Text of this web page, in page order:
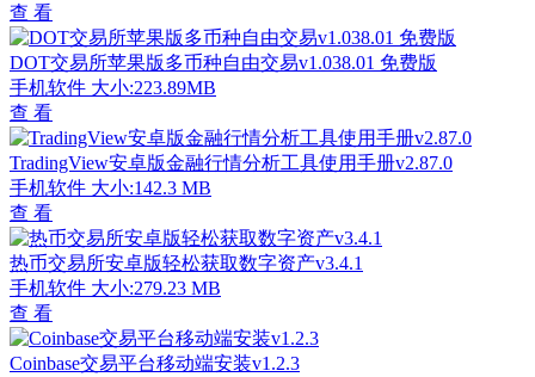
查 看
DOT交易所苹果版多币种自由交易v1.038.01 免费版
手机软件 大小:223.89MB
查 看
TradingView安卓版金融行情分析工具使用手册v2.87.0
手机软件 大小:142.3 MB
查 看
热币交易所安卓版轻松获取数字资产v3.4.1
手机软件 大小:279.23 MB
查 看
Coinbase交易平台移动端安装v1.2.3